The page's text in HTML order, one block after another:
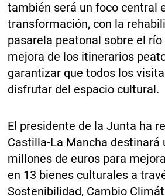
también será un foco central
transformación, con la
pasarela peatonal sobre el
mejora de los itinerarios
garantizar que todos los
disfrutar del espacio cultural.
El presidente de la Junta ha
Castilla-La Mancha destinará
millones de euros para
en 13 bienes culturales a
Sostenibilidad, Cambio